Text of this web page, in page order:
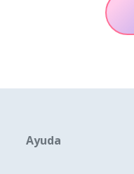
Ayuda